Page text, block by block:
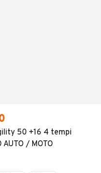
50 +16 4 tempi
AUTO / MOTO